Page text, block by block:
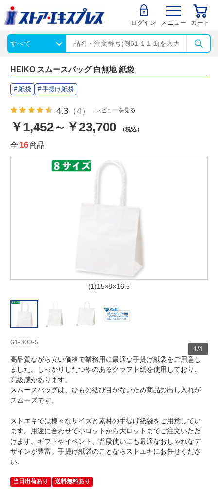
ログイン メニュー カート
HEIKO スムースバッグ 白無地 紙袋
紙袋 手提げ紙袋
4.3 （4） レビューを見る
￥1,452～￥23,700 （税込）
全 16商品
(1)15×8×16.5
1/4
61-309-5
高品質ながら安い価格で業務用に最適な手提げ紙袋をご用意し
ました。しっかりしたつやのあるクラフト紙を使用しており、
高級感があります。
スムースバッグは、ひもの結び目がないため商品の出し入れが
スムーズです。
ストエキでは様々なサイズと素材の手提げ紙袋をご用意してい
ます。用途に合わせて小ロットから大ロットまでご注文いただ
けます。ギフトやイベント、普段使いにも最適なおしゃれなデ
ザインが豊富。手提げ紙袋のことならストエキにお任せくださ
い。
当日出荷あり 送料無料あり